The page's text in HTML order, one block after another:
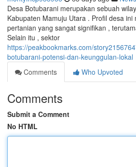
Desa Botubarani merupakan sebuah
Kabupaten Mamuju Utara . Profil desa ini
pertanian yang sangat signifikan ,
Selain itu , sektor
https://peakbookmarks.com/
botubarani-potensi-dan-keunggulan-lokal
Comments
Who Upvoted
Comments
Submit a Comment
No HTML